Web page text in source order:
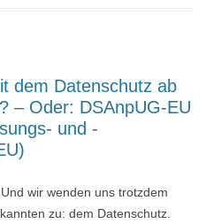
dem Datenschutz ab
– Oder: DSAnpUG-EU
und -
wir wenden uns trotzdem
zu: dem Datenschutz.